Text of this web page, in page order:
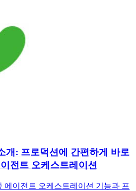
개: 프로덕션에 간편하게 바로
전트 오케스트레이션
에이전트 오케스트레이션 기능과 프